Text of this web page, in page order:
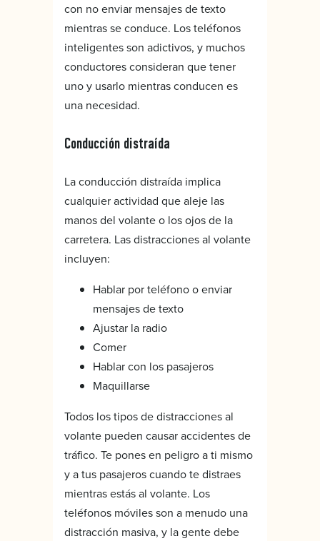
con no enviar mensajes de texto
mientras se conduce. Los teléfonos
inteligentes son adictivos, y muchos
conductores consideran que tener
uno y usarlo mientras conducen es
una necesidad.
Conducción distraída
La conducción distraída implica
cualquier actividad que aleje las
manos del volante o los ojos de la
carretera. Las distracciones al volante
incluyen:
Hablar por teléfono o enviar
mensajes de texto
Ajustar la radio
Comer
Hablar con los pasajeros
Maquillarse
Todos los tipos de distracciones al
volante pueden causar accidentes de
tráfico. Te pones en peligro a ti mismo
y a tus pasajeros cuando te distraes
mientras estás al volante. Los
teléfonos móviles son a menudo una
distracción masiva, y la gente debe